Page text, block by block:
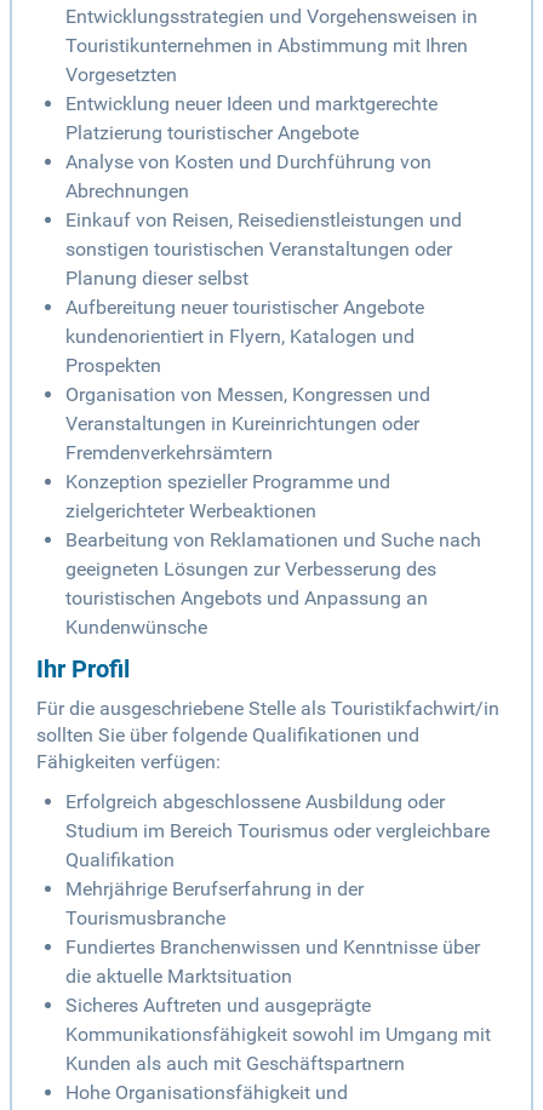
Entwicklungsstrategien und Vorgehensweisen in
Touristikunternehmen in Abstimmung mit Ihren
Vorgesetzten
Entwicklung neuer Ideen und marktgerechte
Platzierung touristischer Angebote
Analyse von Kosten und Durchführung von
Abrechnungen
Einkauf von Reisen, Reisedienstleistungen und
sonstigen touristischen Veranstaltungen oder
Planung dieser selbst
Aufbereitung neuer touristischer Angebote
kundenorientiert in Flyern, Katalogen und
Prospekten
Organisation von Messen, Kongressen und
Veranstaltungen in Kureinrichtungen oder
Fremdenverkehrsämtern
Konzeption spezieller Programme und
zielgerichteter Werbeaktionen
Bearbeitung von Reklamationen und Suche nach
geeigneten Lösungen zur Verbesserung des
touristischen Angebots und Anpassung an
Kundenwünsche
Ihr Profil
Für die ausgeschriebene Stelle als Touristikfachwirt/in
sollten Sie über folgende Qualifikationen und
Fähigkeiten verfügen:
Erfolgreich abgeschlossene Ausbildung oder
Studium im Bereich Tourismus oder vergleichbare
Qualifikation
Mehrjährige Berufserfahrung in der
Tourismusbranche
Fundiertes Branchenwissen und Kenntnisse über
die aktuelle Marktsituation
Sicheres Auftreten und ausgeprägte
Kommunikationsfähigkeit sowohl im Umgang mit
Kunden als auch mit Geschäftspartnern
Hohe Organisationsfähigkeit und